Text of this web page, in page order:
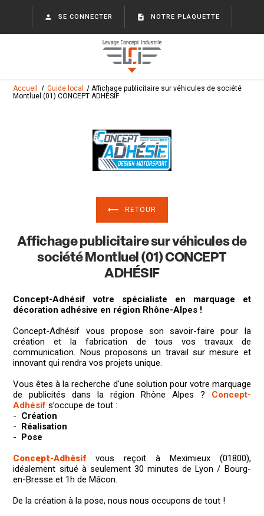
person SE CONNECTER description NOTRE PLAQUETTE
Accueil Guide local
Affichage publicitaire sur véhicules de société
Montluel (01) CONCEPT ADHÉSIF
RETOUR
Affichage publicitaire sur véhicules de
société Montluel (01) CONCEPT
ADHÉSIF
Concept-Adhésif votre spécialiste en marquage et
décoration adhésive en région Rhône-Alpes !
Concept-Adhésif vous propose son savoir-faire pour la
création et la fabrication de tous vos travaux de
communication. Nous proposons un travail sur mesure et
innovant qui rendra vos projets unique.
Vous êtes à la recherche d'une solution pour votre marquage
de publicités dans la région Rhône Alpes ? Concept-
Adhésif s’occupe de tout :
- Création
- Réalisation
-
Pose
Concept-Adhésif vous reçoit à Meximieux (01800),
idéalement situé à seulement 30 minutes de Lyon / Bourg-
en-Bresse et 1h de Mâcon.
De la création à la pose, nous nous occupons de tout !
Panneau de gestion des cookies